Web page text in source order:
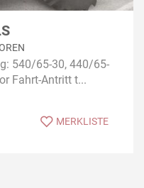
540/65-30, 440/65-
Fahrt-Antritt t...
MERKLISTE